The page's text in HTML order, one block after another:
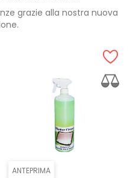
grazie alla nostra nuova
ANTEPRIMA